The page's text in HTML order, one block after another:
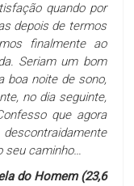
quando por
depois de termos
finalmente ao
Seriam um bom
boa noite de sono,
no dia seguinte,
que agora
seu caminho…
do Homem (23,6